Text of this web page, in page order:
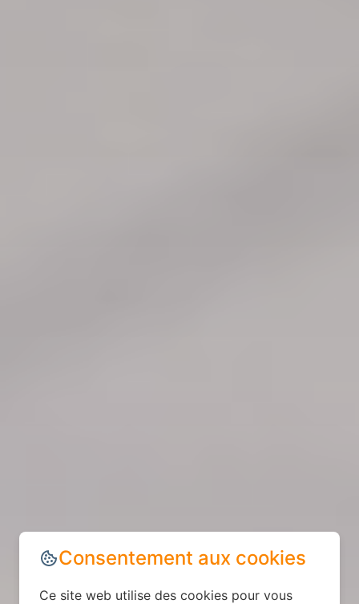
Consentement aux cookies
Ce site web utilise des cookies pour vous